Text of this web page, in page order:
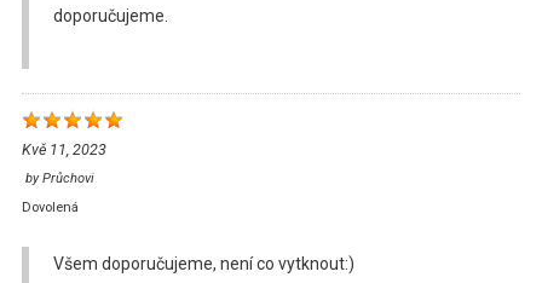
doporučujeme.
Kvě 11, 2023
byPrůchovi
Dovolená
Všem doporučujeme, není co vytknout:)